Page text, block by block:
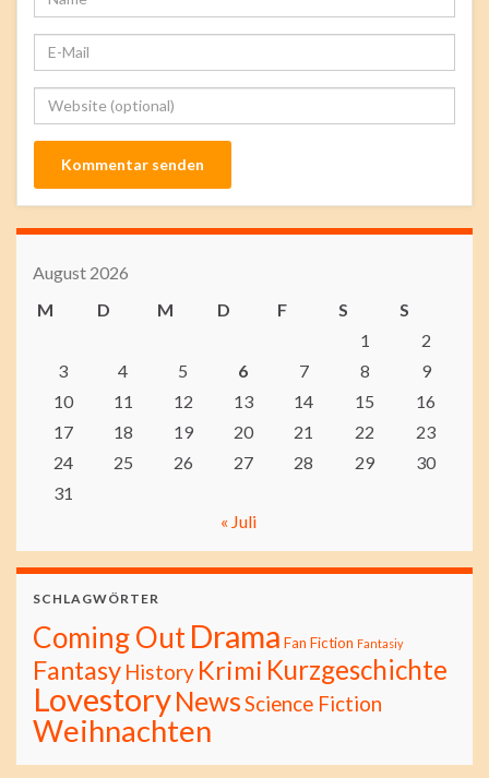
August 2026
M
D M D F S
S
1
2
3
4 5 6 7 8
9
10
11 12 13 14 15
16
17
18 19 20 21 22
23
24
25 26 27 28 29
30
31
« Juli
SCHLAGWÖRTER
Coming OutDrama Fan Fiction Fantasiy
Fantasy History Krimi Kurzgeschichte
LovestoryNewsScience Fiction
Weihnachten